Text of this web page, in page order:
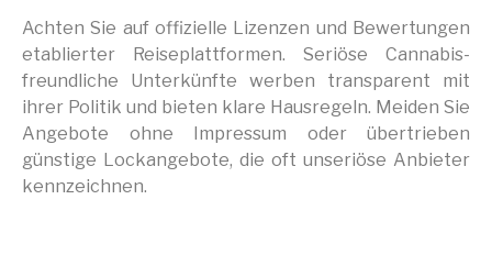
Achten Sie auf offizielle Lizenzen und Bewertungen
etablierter Reiseplattformen. Seriöse Cannabis-
freundliche Unterkünfte werben transparent mit
ihrer Politik und bieten klare Hausregeln. Meiden Sie
Angebote ohne Impressum oder übertrieben
günstige Lockangebote, die oft unseriöse Anbieter
kennzeichnen.